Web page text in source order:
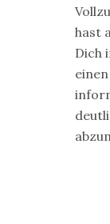
hast
Dich